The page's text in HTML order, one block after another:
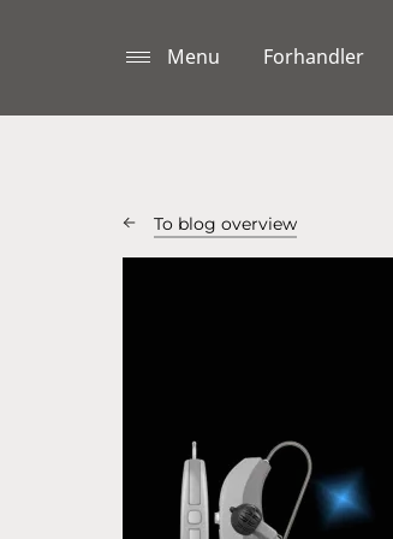
Menu Forhandler
To blog overview